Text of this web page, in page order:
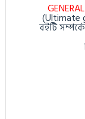
(Ultimate
বইটি